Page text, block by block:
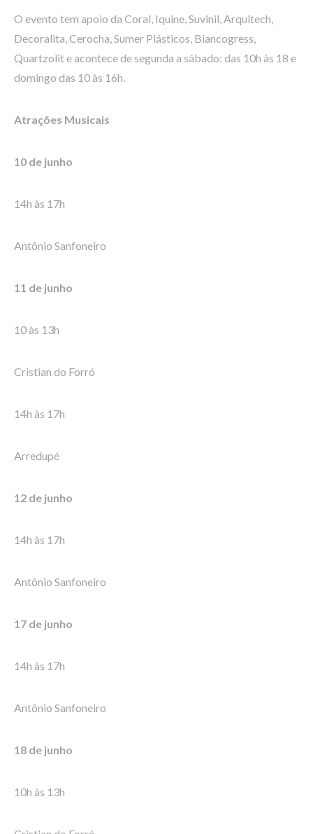
O evento tem apoio da Coral, Iquine, Suvinil, Arquitech,
Decoralita, Cerocha, Sumer Plásticos, Biancogress,
Quartzolit e acontece de segunda a sábado: das 10h às 18 e
domingo das 10 às 16h.
Atrações Musicais
10 de junho
14h às 17h
Antônio Sanfoneiro
11 de junho
10 às 13h
Cristian do Forró
14h às 17h
Arredupé
12 de junho
14h às 17h
Antônio Sanfoneiro
17 de junho
14h às 17h
Antônio Sanfoneiro
18 de junho
10h às 13h